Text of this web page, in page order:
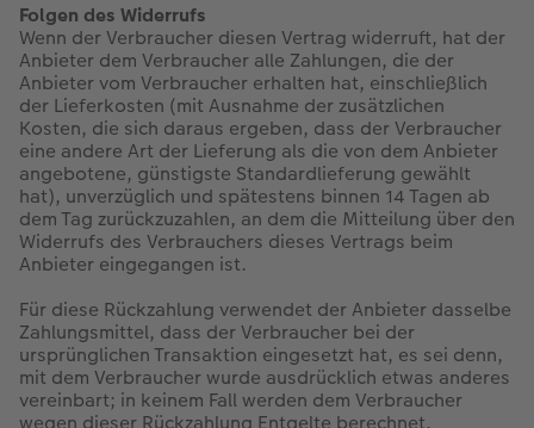
Folgen des Widerrufs
Wenn der Verbraucher diesen Vertrag widerruft, hat der
Anbieter dem Verbraucher alle Zahlungen, die der
Anbieter vom Verbraucher erhalten hat, einschließlich
der Lieferkosten (mit Ausnahme der zusätzlichen
Kosten, die sich daraus ergeben, dass der Verbraucher
eine andere Art der Lieferung als die von dem Anbieter
angebotene, günstigste Standardlieferung gewählt
hat), unverzüglich und spätestens binnen 14 Tagen ab
dem Tag zurückzuzahlen, an dem die Mitteilung über den
Widerrufs des Verbrauchers dieses Vertrags beim
Anbieter eingegangen ist.
Für diese Rückzahlung verwendet der Anbieter dasselbe
Zahlungsmittel, dass der Verbraucher bei der
ursprünglichen Transaktion eingesetzt hat, es sei denn,
mit dem Verbraucher wurde ausdrücklich etwas anderes
vereinbart; in keinem Fall werden dem Verbraucher